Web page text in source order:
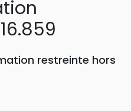
restreinte hors